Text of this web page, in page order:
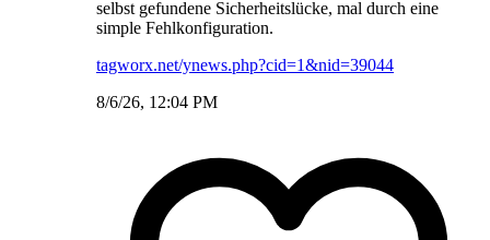
selbst gefundene Sicherheitslücke, mal durch eine
simple Fehlkonfiguration.
tagworx.net/ynews.php?cid=1&nid=39044
8/6/26, 12:04 PM